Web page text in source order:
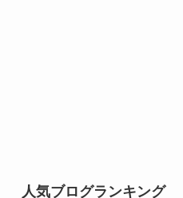
人気ブログランキング